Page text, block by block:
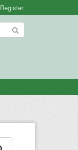
Register